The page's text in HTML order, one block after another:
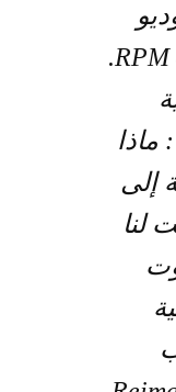
قديم على أسطوانة 45 RPM.
ماذا
إلى
لنا